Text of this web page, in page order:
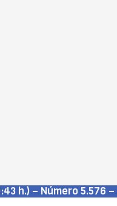
h.) – Número 5.576 –